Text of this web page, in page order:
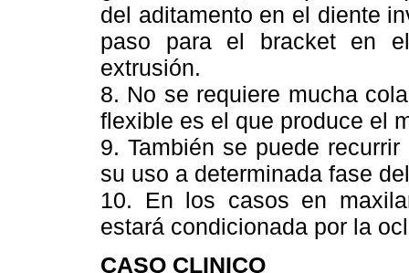
del aditamento en el diente
paso para el bracket en
extrusión.
8. No se requiere mucha
flexible es el que produce el
9. También se puede
su uso a determinada fase
10. En los casos en
estará condicionada por la
CASO CLINICO